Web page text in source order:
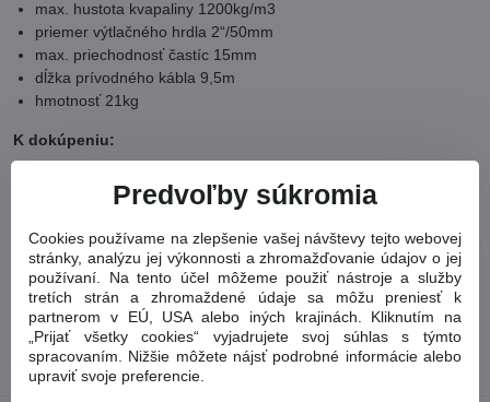
max. hustota kvapaliny 1200kg/m3
priemer výtlačného hrdla 2“/50mm
max. priechodnosť častíc 15mm
dĺžka prívodného kábla 9,5m
hmotnosť 21kg
K dokúpeniu:
Hadica výtlačná plátená 2" 20m HERON 6987
Pri výbere vhodného príslušenstva nás neváhajte
kontaktovať:
0905 320 312 - Jozef Mihál
info@zeleziarstvodomov.sk/mplusm.nova@gmail.com
Tovarové číslo: 8895005
Predvoľby súkromia
Cookies používame na zlepšenie vašej návštevy tejto webovej
stránky, analýzu jej výkonnosti a zhromažďovanie údajov o jej
používaní. Na tento účel môžeme použiť nástroje a služby
tretích strán a zhromaždené údaje sa môžu preniesť k
partnerom v EÚ, USA alebo iných krajinách. Kliknutím na
„Prijať všetky cookies“ vyjadrujete svoj súhlas s týmto
spracovaním. Nižšie môžete nájsť podrobné informácie alebo
upraviť svoje preferencie.